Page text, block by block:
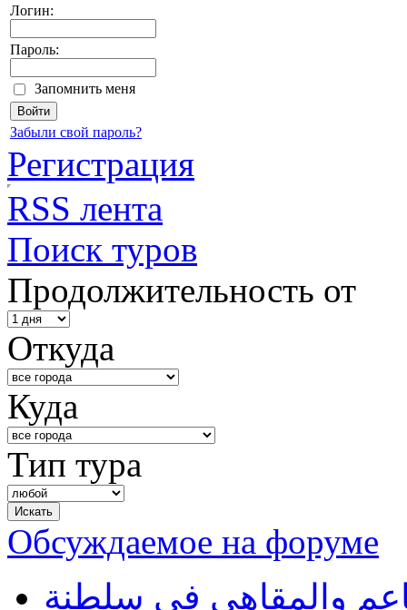
Логин:
Пароль:
Запомнить меня
Забыли свой пароль?
Регистрация
RSS лента
Поиск туров
Продолжительность от
Откуда
Куда
Тип тура
Обсуждаемое на форуме
والمقاهي في سلطنة